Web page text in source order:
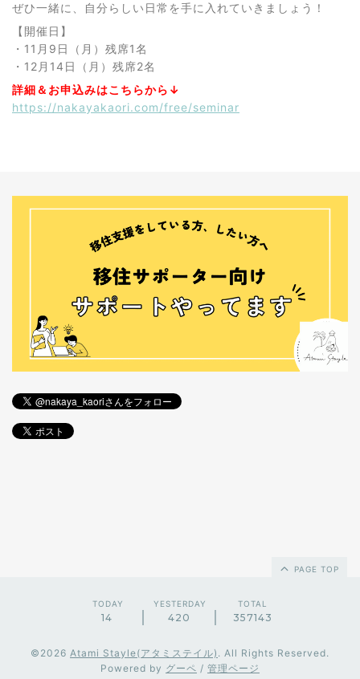
ぜひ一緒に、自分らしい日常を手に入れていきましょう！
【開催日】
・11月9日（月）残席1名
・12月14日（月）残席2名
詳細＆お申込みはこちらから↓
https://nakayakaori.com/free/seminar
PAGE TOP
TODAY
14
YESTERDAY
420
TOTAL
357143
©2026 Atami Stayle(アタミステイル) . All Rights Reserved.
Powered by グーペ / 管理ページ